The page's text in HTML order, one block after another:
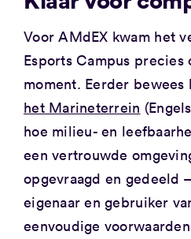
Voor AMdEX kwam het
Esports Campus precies
moment. Eerder bewees
het Marineterrein
hoe milieu- en
een vertrouwde
opgevraagd en gedeeld
eigenaar en gebruiker
eenvoudige